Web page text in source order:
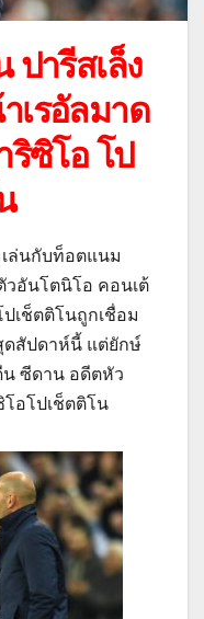
ปารีสเล็ง
เรอัลมาด
ซิโอ โป
ล่นกับท็อตแนม
วอันโตนิโอ คอนเต้
เช็ตติโนถูกเชื่อม
ดสัปดาห์นี้ แต่ยักษ์
น ซีดาน อดีตหัว
อโปเช็ตติโน